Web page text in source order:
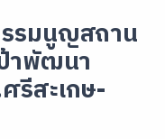
รมนูญสถาน
าพัฒนา
รีสะเกษ-